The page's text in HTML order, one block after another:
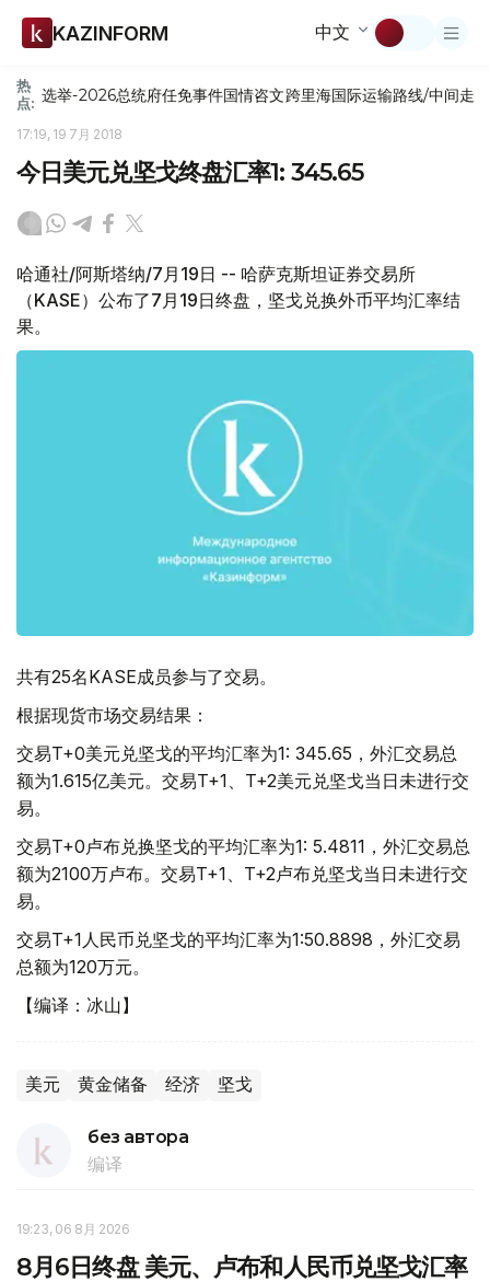
KAZINFORM 中文
热
点: 选举-2026总统府任免事件国情咨文跨里海国际运输路线/中间走廊
17:19, 19 7月 2018
今日美元兑坚戈终盘汇率1: 345.65
哈通社/阿斯塔纳/7月19日 -- 哈萨克斯坦证券交易所
（KASE）公布了7月19日终盘，坚戈兑换外币平均汇率结
果。
共有25名KASE成员参与了交易。
根据现货市场交易结果：
交易T+0美元兑坚戈的平均汇率为1: 345.65，外汇交易总
额为1.615亿美元。交易T+1、T+2美元兑坚戈当日未进行交
易。
交易T+0卢布兑换坚戈的平均汇率为1: 5.4811，外汇交易总
额为2100万卢布。交易T+1、T+2卢布兑坚戈当日未进行交
易。
交易T+1人民币兑坚戈的平均汇率为1:50.8898，外汇交易
总额为120万元。
【编译：冰山】
美元 黄金储备 经济 坚戈
без автора
编译
19:23, 06 8月 2026
8月6日终盘 美元、卢布和人民币兑坚戈汇率